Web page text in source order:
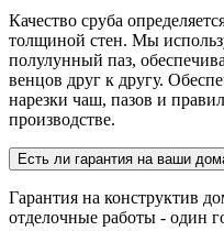
Качество сруба
толщиной стен. Мы
полулунный паз,
венцов друг к другу.
нарезки чаш, пазов и
производстве.
Есть ли гарантия на ваши
Гарантия на конструктив
отделочные работы - один